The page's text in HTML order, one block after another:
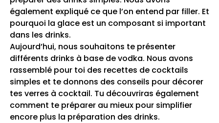
également expliqué ce que l’on entend par filler. Et
pourquoi la glace est un composant si important
dans les drinks.
Aujourd’hui, nous souhaitons te présenter
différents drinks à base de vodka. Nous avons
rassemblé pour toi des recettes de cocktails
simples et te donnons des conseils pour décorer
tes verres à cocktail. Tu découvriras également
comment te préparer au mieux pour simplifier
encore plus la préparation des drinks.